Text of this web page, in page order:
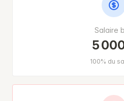
Salaire
5
100% du